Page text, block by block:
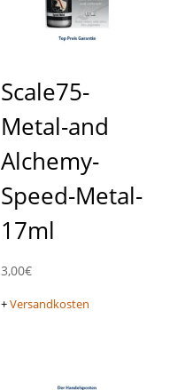
Scale75-
Metal-and
Alchemy-
Speed-Metal-
17ml
3,00€
+Versandkosten